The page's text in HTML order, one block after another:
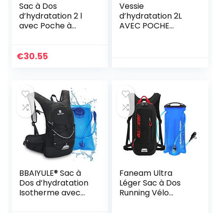
Sac à Dos
d’hydratation 2 l
avec Poche à
vélo en Plein
,Sac à Dos avec
système
d’hydratation pour
Homme et Femme
€30.55
Vessie
d’hydratation 2L
AVEC POCHE
d’hydratation pour
la course, la
randonnée, le vélo,
le camping
BBAIYULE® Sac à
Dos d’hydratation
Isotherme avec
Faneam Ultra
Léger Sac à Dos
Running Vélo